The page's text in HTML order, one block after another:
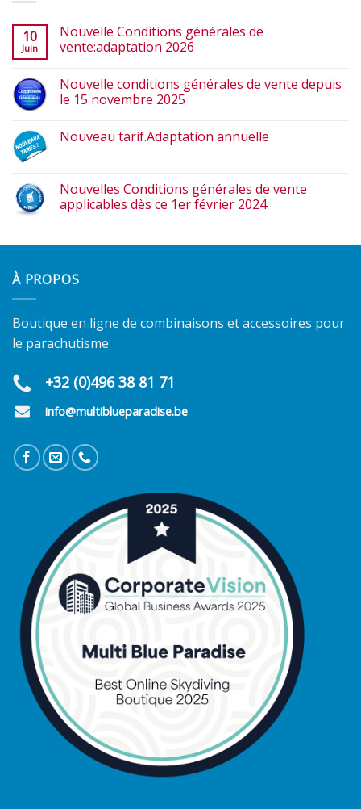
10
Juin
Nouvelle Conditions générales de
vente:adaptation 2026
Nouvelle conditions générales de vente depuis
le 15 novembre 2025
Nouveau tarif.Adaptation annuelle
Nouvelles Conditions générales de vente
applicables dès ce 1er février 2024
À PROPOS
Boutique en ligne de combinaisons et accessoires pour
le parachutisme
+32 (0)496 38 81 71
info@multiblueparadise.be